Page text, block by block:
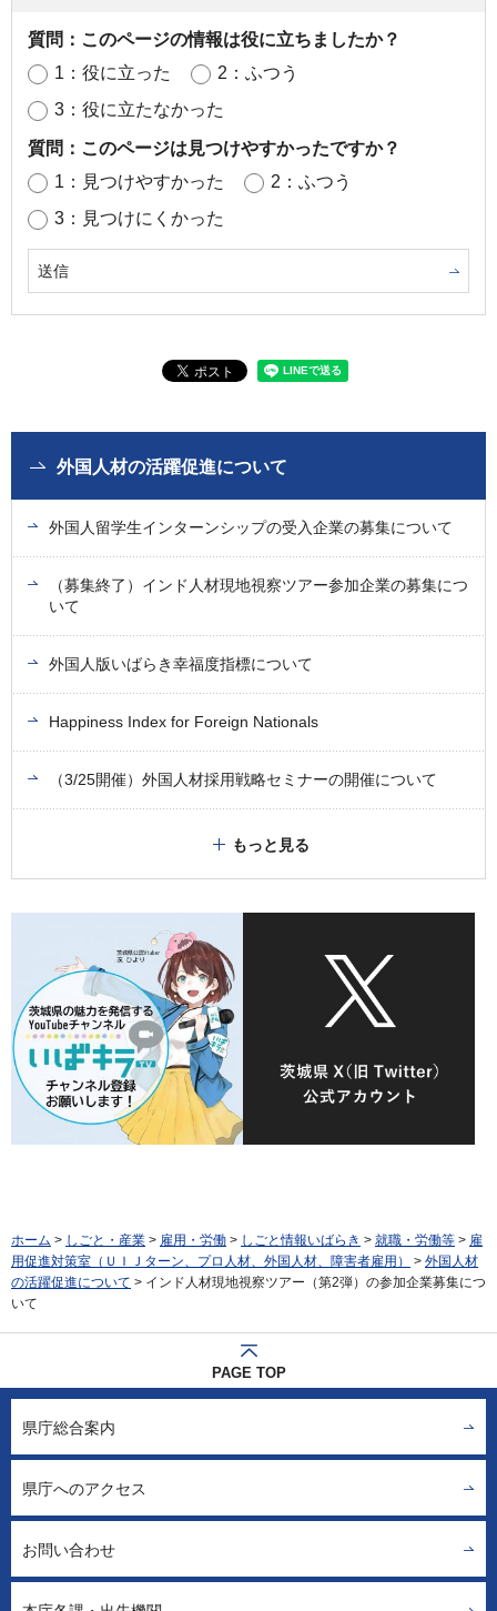
質問：このページの情報は役に立ちましたか？
1：役に立った
2：ふつう
3：役に立たなかった
質問：このページは見つけやすかったですか？
1：見つけやすかった
2：ふつう
3：見つけにくかった
外国人材の活躍促進について
外国人留学生インターンシップの受入企業の募集について
（募集終了）インド人材現地視察ツアー参加企業の募集につ
いて
外国人版いばらき幸福度指標について
Happiness Index for Foreign Nationals
（3/25開催）外国人材採用戦略セミナーの開催について
もっと見る
ホーム > しごと・産業 > 雇用・労働 > しごと情報いばらき > 就職・労働等 > 雇
用促進対策室（ＵＩＪターン、プロ人材、外国人材、障害者雇用）
> 外国人材
の活躍促進について > インド人材現地視察ツアー（第2弾）の参加企業募集につ
いて
PAGE TOP
県庁総合案内
県庁へのアクセス
お問い合わせ